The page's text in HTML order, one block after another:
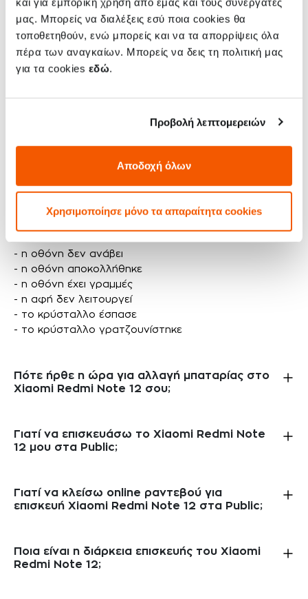
μας. Μπορείς να διαλέξεις εσύ ποια cookies θα
τοποθετηθούν, ενώ μπορείς και να τα απορρίψεις όλα
πέρα των αναγκαίων. Μπορείς να δεις τη πολιτική μας
για τα cookies εδώ.
Προβολή λεπτομερειών
Αποδοχή όλων
Χρησιμοποίησε μόνο τα απαραίτητα cookies
ταχύτητα” !
Καταλαβαίνουμε πλήρως πόσο σημαντικό είναι το
Xiaomi Redmi Note 12 σου και πόσο ουσιαστικό είναι
για την καθημερινότητά σου. Γι' αυτό εγγυόμαστε ότι
δυνατόν.
Πότε μπορεί να χρειαστεί να γίνει αλλαγή
οθόνης στο Xiaomi Redmi Note 12 σου;
Η οθόνη του Xiaomi Redmi Note 12 μπορεί να
- η οθόνη δεν ανάβει
- η οθόνη αποκολλήθηκε
- η οθόνη έχει γραμμές
- η αφή δεν λειτουργεί
- το κρύσταλλο έσπασε
- το κρύσταλλο γρατζουνίστηκε
Πότε ήρθε η ώρα για αλλαγή μπαταρίας στο
Xiaomi Redmi Note 12 σου;
Γιατί να επισκευάσω το Xiaomi Redmi Note
12 μου στα Public;
Γιατί να κλείσω online ραντεβού για
επισκευή Xiaomi Redmi Note 12 στα Public;
Ποια είναι η διάρκεια επισκευής του Xiaomi
Redmi Note 12;